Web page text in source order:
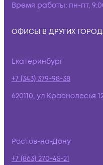
Время работы: пн-пт,
ОФИСЫ В ДРУГИХ
Екатеринбург
+7 (343) 379-98-38
620110, ул.Краснолесья
Ростов-на-Дону
+7 (863) 270-45-21